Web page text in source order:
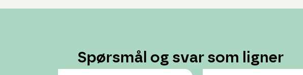
Spørsmål og svar som ligner